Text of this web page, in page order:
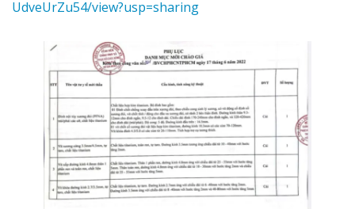
UdveUrZu54/view?usp=sharing